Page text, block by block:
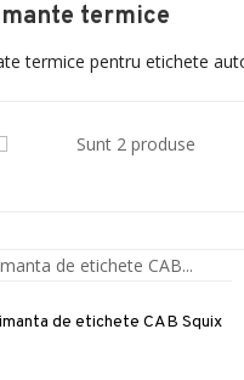
termice
termice pentru etichete
Sunt 2 produse
de etichete CAB Squix